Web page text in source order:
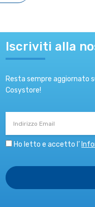
Iscriviti alla
Resta sempre aggiornato
Cosystore!
Ho letto e accetto l’